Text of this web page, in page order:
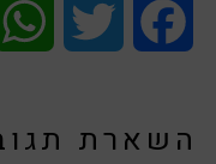
Facebook
Twitter
השארת